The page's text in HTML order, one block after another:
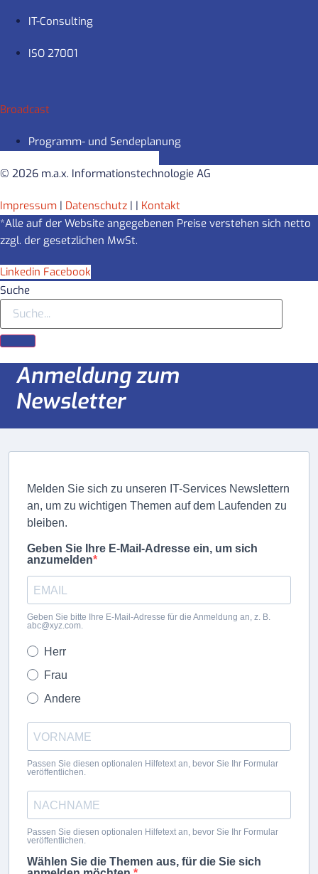
IT-Consulting
ISO 27001
Broadcast
Programm- und Sendeplanung
© 2026 m.a.x. Informationstechnologie AG
Impressum | Datenschutz | | Kontakt
*Alle auf der Website angegebenen Preise verstehen sich netto
zzgl. der gesetzlichen MwSt.
Linkedin Facebook
Suche
Anmeldung zum
Newsletter
Melden Sie sich zu unseren IT-Services Newslettern
an, um zu wichtigen Themen auf dem Laufenden zu
bleiben.
Geben Sie Ihre E-Mail-Adresse ein, um sich
anzumelden
Geben Sie bitte Ihre E-Mail-Adresse für die Anmeldung an, z. B.
abc@xyz.com.
Herr
Frau
Andere
Passen Sie diesen optionalen Hilfetext an, bevor Sie Ihr Formular
veröffentlichen.
Passen Sie diesen optionalen Hilfetext an, bevor Sie Ihr Formular
veröffentlichen.
Wählen Sie die Themen aus, für die Sie sich